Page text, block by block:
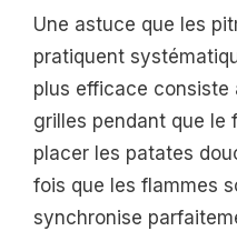
Une astuce que les
pratiquent
plus efficace consiste
grilles pendant que le
placer les patates
fois que les flammes
synchronise